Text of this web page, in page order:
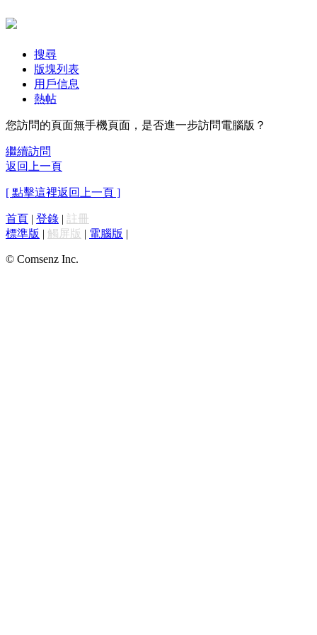
搜尋
版塊列表
用戶信息
熱帖
您訪問的頁面無手機頁面，是否進一步訪問電腦版？
繼續訪問
返回上一頁
[ 點擊這裡返回上一頁 ]
首頁 | 登錄 | 註冊
標準版 | 觸屏版 | 電腦版 |
© Comsenz Inc.